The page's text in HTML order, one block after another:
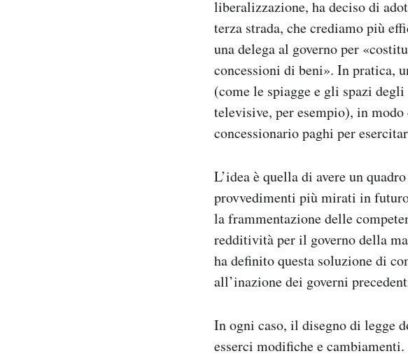
liberalizzazione, ha deciso di
terza strada, che crediamo più
una delega al governo per
concessioni di beni». In pratica,
(come le spiagge e gli spazi
televisive, per esempio), in
concessionario paghi per
L’idea è quella di avere un
provvedimenti più mirati in
la frammentazione delle
redditività per il governo della
ha definito questa soluzione di
all’inazione dei governi
In ogni caso, il disegno di legge
esserci modifiche e